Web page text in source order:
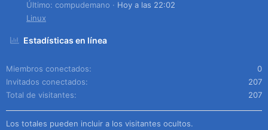
Último: compudemano
Hoy a las 22:02
Linux
Estadísticas en línea
Miembros conectados
0
Invitados conectados
207
Total de visitantes
207
Los totales pueden incluir a los visitantes ocultos.